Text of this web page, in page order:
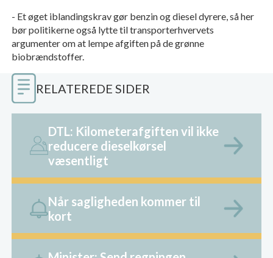
- Et øget iblandingskrav gør benzin og diesel dyrere, så her
bør politikerne også lytte til transporterhvervets
argumenter om at lempe afgiften på de grønne
biobrændstoffer.
RELATEREDE SIDER
DTL: Kilometerafgiften vil ikke
reducere dieselkørsel
væsentligt
Når sagligheden kommer til
kort